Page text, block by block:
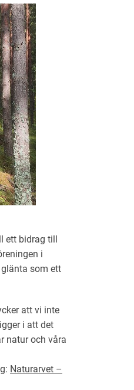
ett bidrag till
i
som ett
att vi inte
i att det
natur och våra
Naturarvet –